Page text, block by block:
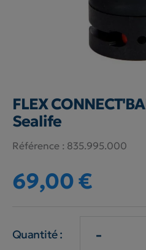
FLEX
Sealife
Référence : 835.995.000
69,00 €
Quantité : -